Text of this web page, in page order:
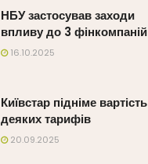
НБУ застосував заходи
впливу до 3 фінкомпаній
16.10.2025
Київстар підніме вартість
деяких тарифів
20.09.2025